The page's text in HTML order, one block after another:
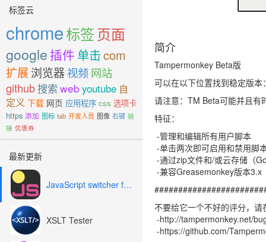
标签云
chrome标签页面
google 插件 单击com
扩展浏览器 视频网站
github搜索web youtube 自
定义 下载 网页 应用程序 css 选项卡
https 添加 图标 tab 开发人员 图像 右键 链
接 优惠券
最新更新
JavaScript switcher for SEO and development
XSLT Tester
简介
Tampermonkey Beta版
可以在以下位置找到稳定版
请注意：TM Beta可能并且有
特征：
-管理和编辑所有用户脚本
-单击两次即可启用和禁用脚
-通过zip文件和/或云存储（
-兼容Greasemonkey版本3.x
不要给它一个不好的评分，请
-http://tampermonkey.net/
-https://github.com/